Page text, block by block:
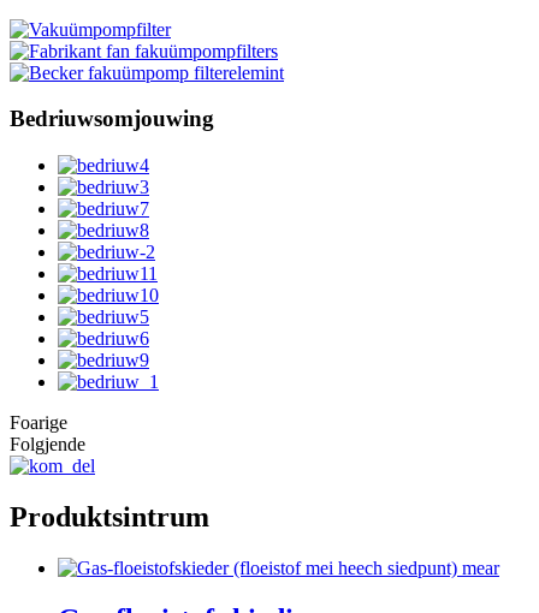
Bedriuwsomjouwing
Foarige
Folgjende
Produktsintrum
mear